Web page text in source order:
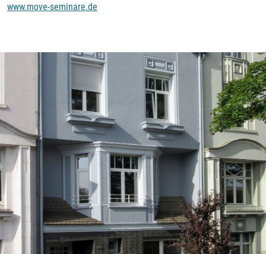
www.move-seminare.de